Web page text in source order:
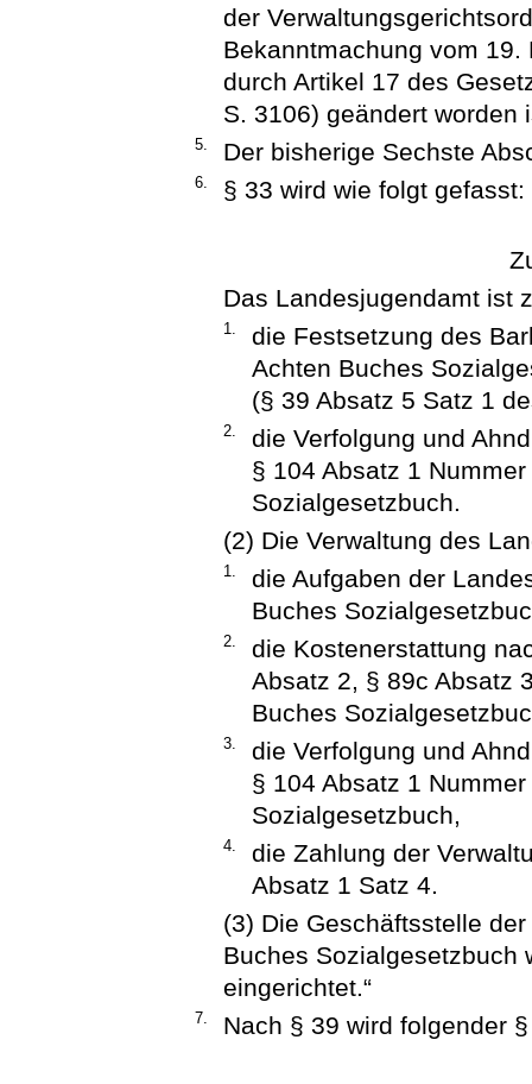
der
Bekanntmachung vom
durch Artikel 17 des
S. 3106) geändert worden
5. Der bisherige Sechste
6. § 33 wird wie folgt gefasst:
Das Landesjugendamt ist
1.
die Festsetzung des
Achten Buches
(§ 39 Absatz 5 Satz 1
2.
die Verfolgung und
§ 104 Absatz 1
Sozialgesetzbuch.
(2) Die Verwaltung des
1.
die Aufgaben der
Buches
2.
die Kostenerstattung
Absatz 2, § 89c Absatz
Buches
3.
die Verfolgung und
§ 104 Absatz 1
Sozialgesetzbuch,
4.
die Zahlung der
Absatz 1 Satz 4.
(3) Die Geschäftsstelle
Buches Sozialgesetzbuch
eingerichtet.“
7. Nach § 39 wird folgender